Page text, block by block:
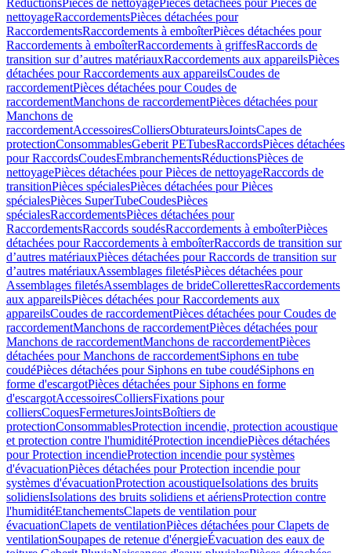
RéductionsPièces de nettoyagePièces détachées pour Pièces de
nettoyageRaccordementsPièces détachées pour
RaccordementsRaccordements à emboîterPièces détachées pour
Raccordements à emboîterRaccordements à griffesRaccords de
transition sur d’autres matériauxRaccordements aux appareilsPièces
détachées pour Raccordements aux appareilsCoudes de
raccordementPièces détachées pour Coudes de
raccordementManchons de raccordementPièces détachées pour
Manchons de
raccordementAccessoiresColliersObturateursJointsCapes de
protectionConsommablesGeberit PETubesRaccordsPièces détachées
pour RaccordsCoudesEmbranchementsRéductionsPièces de
nettoyagePièces détachées pour Pièces de nettoyageRaccords de
transitionPièces spécialesPièces détachées pour Pièces
spécialesPièces SuperTubeCoudesPièces
spécialesRaccordementsPièces détachées pour
RaccordementsRaccords soudésRaccordements à emboîterPièces
détachées pour Raccordements à emboîterRaccords de transition sur
d’autres matériauxPièces détachées pour Raccords de transition sur
d’autres matériauxAssemblages filetésPièces détachées pour
Assemblages filetésAssemblages de brideCollerettesRaccordements
aux appareilsPièces détachées pour Raccordements aux
appareilsCoudes de raccordementPièces détachées pour Coudes de
raccordementManchons de raccordementPièces détachées pour
Manchons de raccordementManchons de raccordementPièces
détachées pour Manchons de raccordementSiphons en tube
coudéPièces détachées pour Siphons en tube coudéSiphons en
forme d'escargotPièces détachées pour Siphons en forme
d'escargotAccessoiresColliersFixations pour
colliersCoquesFermeturesJointsBoîtiers de
protectionConsommablesProtection incendie, protection acoustique
et protection contre l'humiditéProtection incendiePièces détachées
pour Protection incendieProtection incendie pour systèmes
d'évacuationPièces détachées pour Protection incendie pour
systèmes d'évacuationProtection acoustiqueIsolations des bruits
solidiensIsolations des bruits solidiens et aériensProtection contre
l'humiditéEtanchementsClapets de ventilation pour
évacuationClapets de ventilationPièces détachées pour Clapets de
ventilationSoupapes de retenue d'énergieÉvacuation des eaux de